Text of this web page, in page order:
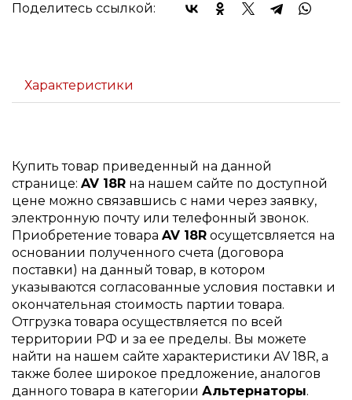
Поделитесь ссылкой:
Характеристики
Купить товар приведенный на данной
странице: AV 18R на нашем сайте по доступной
цене можно связавшись с нами через заявку,
электронную почту или телефонный звонок.
Приобретение товара AV 18R осущетсвляется на
основании полученного счета (договора
поставки) на данный товар, в котором
указываются согласованные условия поставки и
окончательная стоимость партии товара.
Отгрузка товара осуществляется по всей
территории РФ и за ее пределы. Вы можете
найти на нашем сайте характеристики AV 18R, а
также более широкое предложение, аналогов
данного товара в категории Альтернаторы.